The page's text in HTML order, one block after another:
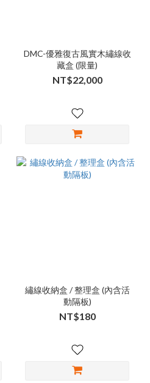
DMC-優雅復古風實木繡線收
藏盒 (限量)
NT$22,000
繡線收納盒 / 整理盒 (內含活
動隔板)
NT$180